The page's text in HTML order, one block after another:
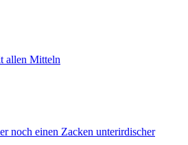
allen Mitteln
noch einen Zacken unterirdischer